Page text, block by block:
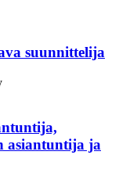
suunnittelija
asiantuntija ja